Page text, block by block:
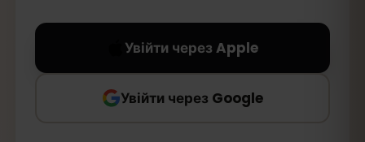
Увійти через Apple
Увійти через Google